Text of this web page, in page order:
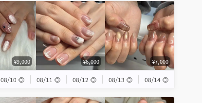
¥9,000 ¥6,000 ¥7,000
08/10 ◎ 08/11 ◎ 08/12 ◎ 08/13 ◎ 08/14 ◎